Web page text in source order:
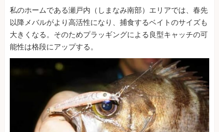
私のホームである瀬戸内（しまなみ南部）エリアでは、春先
以降メバルがより高活性になり、捕食するベイトのサイズも
大きくなる。そのためプラッギングによる良型キャッチの可
能性は格段にアップする。